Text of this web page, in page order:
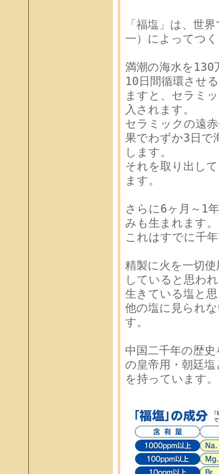
「福塩」は、世
一）によってつ
満潮の海水を130
10日間循環させ
ますと、セラミ
入されます。
セラミックの遠
果でわずか3日で
します。
それを取り出し
ます。
さらに6ヶ月～1
みも生まれます。
これはすでに千
精製に火を一切
していると思わ
生きている塩と
他の塩に見られ
す。
中国二千年の歴
の皇帝用・朝廷
を持っています。